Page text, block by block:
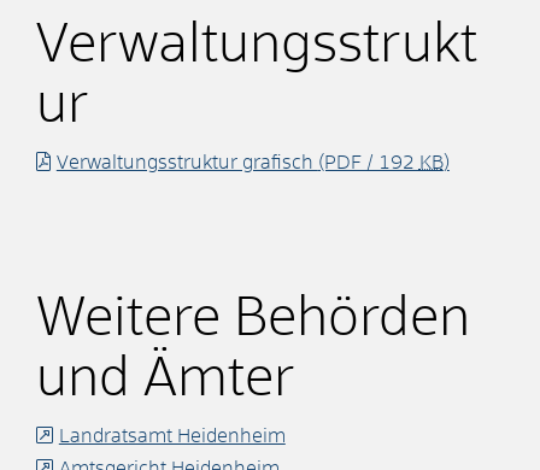
Verwaltungsstrukt
ur
Verwaltungsstruktur grafisch (PDF / 192 KB)
Weitere Behörden
und Ämter
Landratsamt Heidenheim